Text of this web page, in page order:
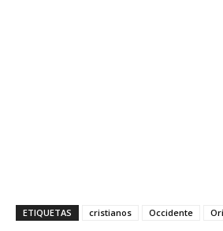
ETIQUETAS cristianos Occidente